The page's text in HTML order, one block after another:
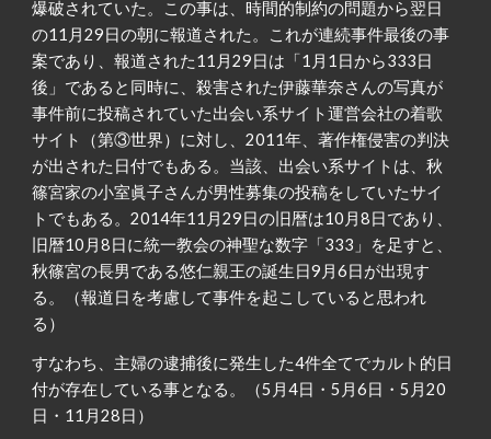
爆破されていた。この事は、時間的制約の問題から翌日
の11月29日の朝に報道された。これが連続事件最後の事
案であり、報道された11月29日は「1月1日から333日
後」であると同時に、殺害された伊藤華奈さんの写真が
事件前に投稿されていた出会い系サイト運営会社の着歌
サイト（第③世界）に対し、2011年、著作権侵害の判決
が出された日付でもある。当該、出会い系サイトは、秋
篠宮家の小室眞子さんが男性募集の投稿をしていたサイ
トでもある。2014年11月29日の旧暦は10月8日であり、
旧暦10月8日に統一教会の神聖な数字「333」を足すと、
秋篠宮の長男である悠仁親王の誕生日9月6日が出現す
る。（報道日を考慮して事件を起こしていると思われ
る）
すなわち、主婦の逮捕後に発生した4件全てでカルト的日
付が存在している事となる。（5月4日・5月6日・5月20
日・11月28日）